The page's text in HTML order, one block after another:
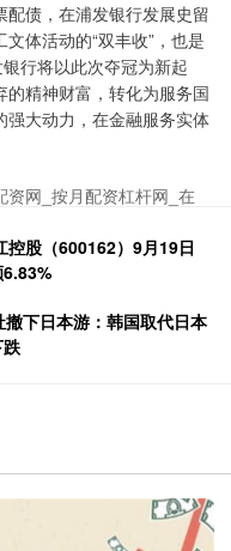
债，在浦发银行发展史留
体活动的“双丰收”，也是
行将以此次夺冠为新起
的精神财富，转化为服务国
大动力，在金融服务实体
资网_按月配资杠杆网_在
控股（600162）9月19日
下日本游：韩国取代日本